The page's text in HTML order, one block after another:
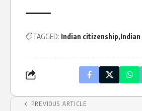
TAGGED: Indian citizenship
PREVIOUS ARTICLE